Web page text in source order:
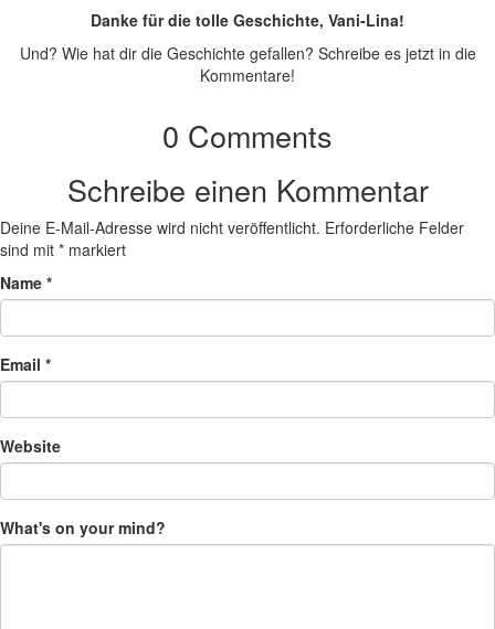
Danke für die tolle Geschichte, Vani-Lina!
Und? Wie hat dir die Geschichte gefallen? Schreibe es jetzt in die
Kommentare!
0 Comments
Schreibe einen Kommentar
Deine E-Mail-Adresse wird nicht veröffentlicht. Erforderliche Felder
sind mit * markiert
Name *
Email *
Website
What's on your mind?